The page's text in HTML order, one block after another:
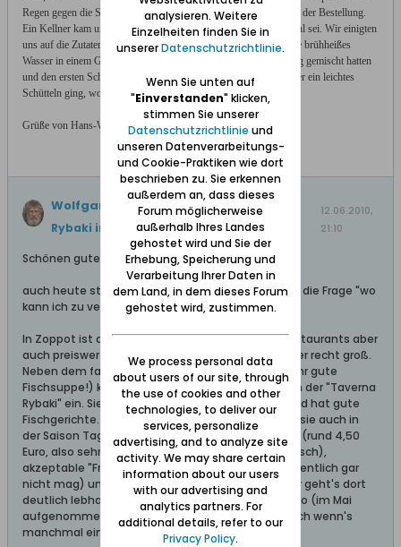
Regen gegen die Scheiben) Die junge Serviererin verschwand mit der Bestellung.
Ein Kellner kam und erkundigte sich was für ein Getränk das wohl sei. Wir einigten
uns auf die Zutaten Bacardi, heißes Wasser und Zucker. Er brachte brühheißes
Wasser in einem Glas und die bestellten Zutaten. Als wir den Grog gemischt hatten
und den ersten Schluck tranken merkten wir wie durch den Kellner ein leichtes
Schütteln ging, worüber wir gemeinsam herzhaft lachten.
Grüße von Hans-Werner aus Hamburg
Wolfgang hat ein Thema erstelltTaverna
Rybaki in Zoppot.
12.06.2010,
21:10
Schönen guten Abend,
auch heute stellt sich dem Urlauber immer wieder die Frage "wo
kann ich zu vernünftigen Preisen gut essen"?
In Zoppot ist das Angebot guter hochpreisiger Restaurants aber
auch preiswerter Restaurants für den Strandgänger recht groß.
Neben dem fast schon legendären "Przystan" (sehr gute
Fischsuppe!) kehre ich auch immer wieder gerne in der "Taverna
Rybaki" ein. Sie ist preiswert, kein Schnellimbiss, und hat gute
Fischgerichte. Besonders hervorzuheben ist, dass sie auch in
der Saison Tagesgerichte anbietet. Für 17,99 Zloty (rund 4,50
Euro, also sehr preiswert!) gibt es Fisch (meist Dorsch),
akzeptable "Frytki" (das sind "Pommes" die ich eigentlich gar
nicht mag) und ein kleines kühles Bier. Im Sommer geht's dort
deutlich lebhafter zu als auf dem beigefügten Foto (im Mai
aufgenommen). Das Personal ist höflich, flott, auch wenn's
manchmal ein bisschen dauert.
analysieren. Weitere
Einzelheiten finden Sie in
unsererDatenschutzrichtlinie.
Wenn Sie unten auf
"Einverstanden" klicken,
stimmen Sie unserer
Datenschutzrichtlinie und
unseren Datenverarbeitungs-
und Cookie-Praktiken wie dort
beschrieben zu. Sie erkennen
außerdem an, dass dieses
Forum möglicherweise
außerhalb Ihres Landes
gehostet wird und Sie der
Erhebung, Speicherung und
Verarbeitung Ihrer Daten in
dem Land, in dem dieses Forum
gehostet wird, zustimmen.
We process personal data
about users of our site, through
the use of cookies and other
technologies, to deliver our
services, personalize
advertising, and to analyze site
activity. We may share certain
information about our users
with our advertising and
analytics partners. For
additional details, refer to our
Privacy Policy.